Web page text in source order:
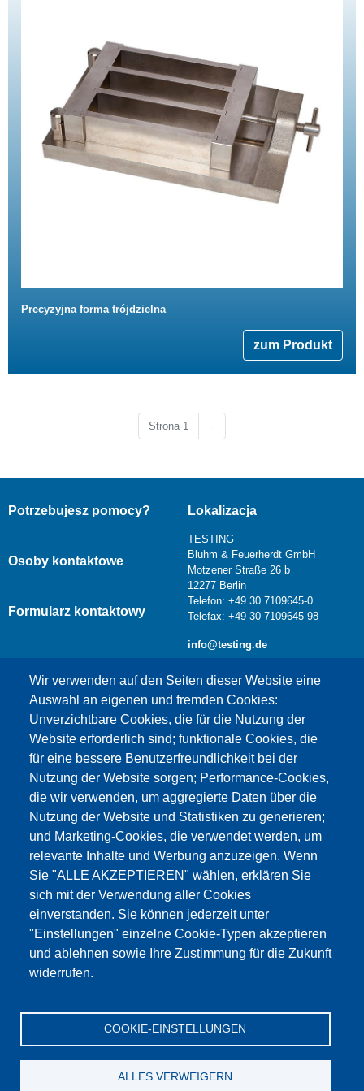
Precyzyjna forma trójdzielna
zum Produkt
Strona 1
Wir verwenden auf den Seiten dieser Website eine
Auswahl an eigenen und fremden Cookies:
Unverzichtbare Cookies, die für die Nutzung der
Website erforderlich sind; funktionale Cookies, die
für eine bessere Benutzerfreundlichkeit bei der
Nutzung der Website sorgen; Performance-Cookies,
die wir verwenden, um aggregierte Daten über die
Nutzung der Website und Statistiken zu generieren;
und Marketing-Cookies, die verwendet werden, um
relevante Inhalte und Werbung anzuzeigen. Wenn
Sie "ALLE AKZEPTIEREN" wählen, erklären Sie
sich mit der Verwendung aller Cookies
einverstanden. Sie können jederzeit unter
"Einstellungen" einzelne Cookie-Typen akzeptieren
und ablehnen sowie Ihre Zustimmung für die Zukunft
widerrufen.
COOKIE-EINSTELLUNGEN
ALLES VERWEIGERN
Potrzebujesz pomocy?
Osoby kontaktowe
Formularz kontaktowy
Lokalizacja
TESTING
Bluhm & Feuerherdt GmbH
Motzener Straße 26 b
12277 Berlin
Telefon: +49 30 7109645-0
Telefax: +49 30 7109645-98
info@testing.de
Dieser Inhalt ist blockiert, da die Google Maps
Cookies nicht akzeptiert wurden.
NUR DIE GOOGLE MAPS COOKIES
AKZEPTIEREN.
Alle Cookies akzeptieren